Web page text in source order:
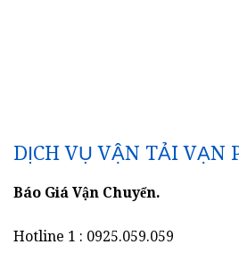
DỊCH VỤ VẬN TẢI VẠN
Báo Giá Vận Chuyển.
Hotline 1 : 0925.059.059